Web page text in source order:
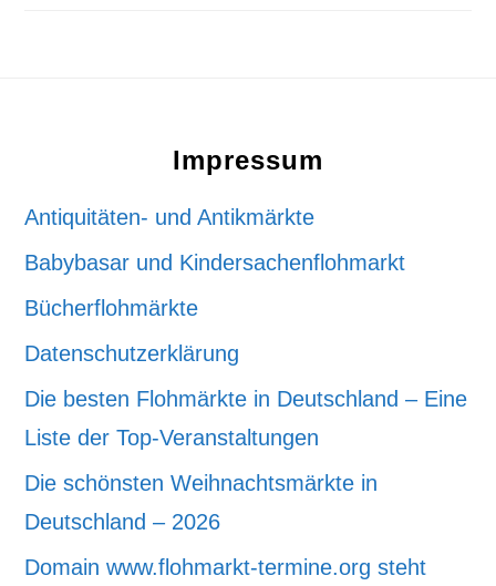
Impressum
Antiquitäten- und Antikmärkte
Babybasar und Kindersachenflohmarkt
Bücherflohmärkte
Datenschutzerklärung
Die besten Flohmärkte in Deutschland – Eine
Liste der Top-Veranstaltungen
Die schönsten Weihnachtsmärkte in
Deutschland – 2026
Domain www.flohmarkt-termine.org steht